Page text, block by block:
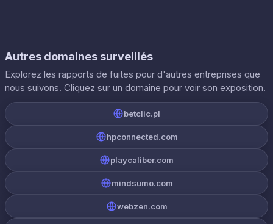
Autres domaines surveillés
Explorez les rapports de fuites pour d'autres entreprises que
nous suivons. Cliquez sur un domaine pour voir son exposition.
betclic.pl
hpconnected.com
playcaliber.com
mindsumo.com
webzen.com